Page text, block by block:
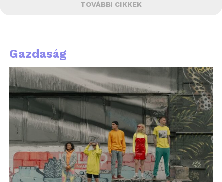
TOVÁBBI CIKKEK
Gazdaság